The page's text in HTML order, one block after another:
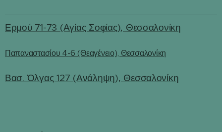
Ερμού 71-73 (Αγίας Σοφίας), Θεσσαλονίκη
Παπαναστασίου 4-6 (Θεαγένειο), Θεσσαλονίκη
Βασ. Όλγας 127 (Ανάληψη), Θεσσαλονίκη